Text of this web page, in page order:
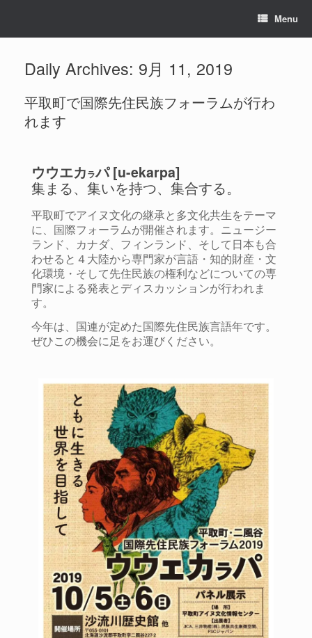
Menu
Daily Archives: 9月 11, 2019
平取町で国際先住民族フォーラムが行わ
れます
ウウエカラパ [u-ekarpa]
集まる、集いを持つ、集合する。
平取町でアイヌ文化の継承と多文化共生をテーマ
に、国際フォーラムが開催されます。ニュージー
ランド、カナダ、フィンランド、そして日本も合
わせると４大陸から専門家が言語・知的財産・文
化環境・そして先住民族の権利などについての専
門家による発表とディスカッションが行われま
す。
今年は、国連が定めた国際先住民族言語年です。
ぜひこの機会に足をお運びください。